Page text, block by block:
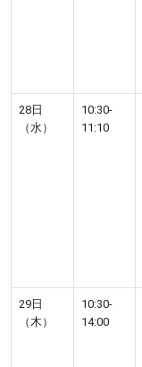
28日
（水）
10:30-
11:10
29日
（木）
10:30-
14:00